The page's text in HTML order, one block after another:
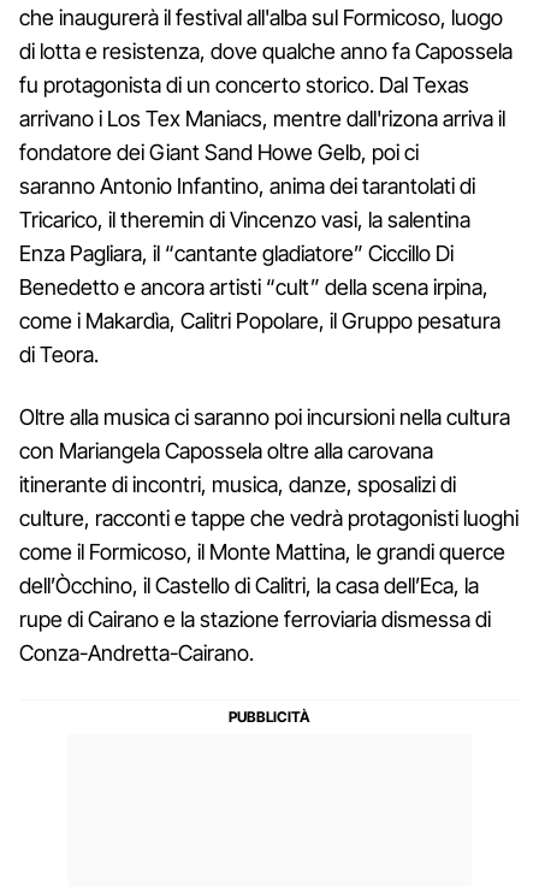
che inaugurerà il festival all'alba sul Formicoso, luogo
di lotta e resistenza, dove qualche anno fa Capossela
fu protagonista di un concerto storico. Dal Texas
arrivano i Los Tex Maniacs, mentre dall'rizona arriva il
fondatore dei Giant Sand Howe Gelb, poi ci
saranno Antonio Infantino, anima dei tarantolati di
Tricarico, il theremin di Vincenzo vasi, la salentina
Enza Pagliara, il “cantante gladiatore” Ciccillo Di
Benedetto e ancora artisti “cult” della scena irpina,
come i Makardìa, Calitri Popolare, il Gruppo pesatura
di Teora.
Oltre alla musica ci saranno poi incursioni nella cultura
con Mariangela Capossela oltre alla carovana
itinerante di incontri, musica, danze, sposalizi di
culture, racconti e tappe che vedrà protagonisti luoghi
come il Formicoso, il Monte Mattina, le grandi querce
dell’Òcchino, il Castello di Calitri, la casa dell’Eca, la
rupe di Cairano e la stazione ferroviaria dismessa di
Conza-Andretta-Cairano.